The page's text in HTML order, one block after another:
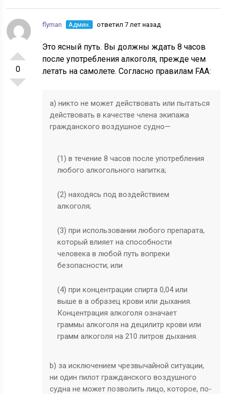
0
flyman Админ. ответил 7 лет назад
Это ясный путь. Вы должны ждать 8 часов
после употребления алкоголя, прежде чем
летать на самолете. Согласно правилам FAA:
а) никто не может действовать или пытаться
действовать в качестве члена экипажа
гражданского воздушное судно—
(1) в течение 8 часов после употребления
любого алкогольного напитка;
(2) находясь под воздействием
алкоголя;
(3) при использовании любого препарата,
который влияет на способности
человека в любой путь вопреки
безопасности; или
(4) при концентрации спирта 0,04 или
выше в а образец крови или дыхания.
Концентрация алкоголя означает
граммы алкоголя на децилитр крови или
грамм алкоголя на 210 литров дыхания.
b) за исключением чрезвычайной ситуации,
ни один пилот гражданского воздушного
судна не может позволить лицо, которое, по-